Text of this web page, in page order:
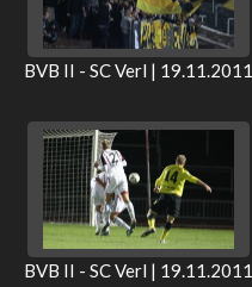
BVB II - SC Verl | 19.11.2011
BVB II - SC Verl | 19.11.2011